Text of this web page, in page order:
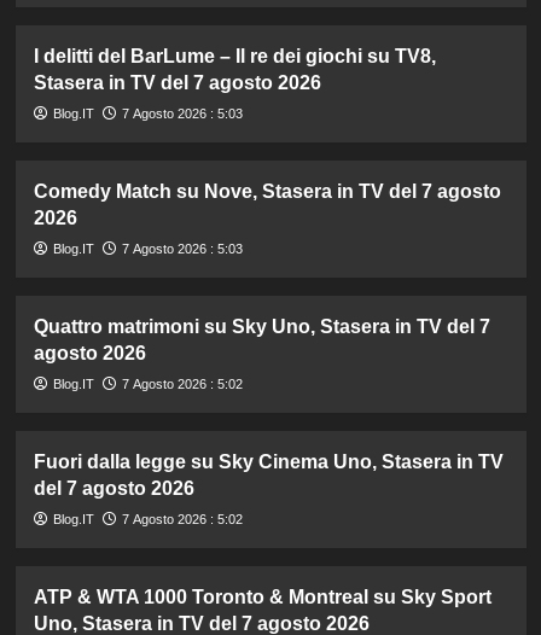
I delitti del BarLume – Il re dei giochi su TV8,
Stasera in TV del 7 agosto 2026
Blog.IT 7 Agosto 2026 : 5:03
Comedy Match su Nove, Stasera in TV del 7 agosto
2026
Blog.IT 7 Agosto 2026 : 5:03
Quattro matrimoni su Sky Uno, Stasera in TV del 7
agosto 2026
Blog.IT 7 Agosto 2026 : 5:02
Fuori dalla legge su Sky Cinema Uno, Stasera in TV
del 7 agosto 2026
Blog.IT 7 Agosto 2026 : 5:02
ATP & WTA 1000 Toronto & Montreal su Sky Sport
Uno, Stasera in TV del 7 agosto 2026